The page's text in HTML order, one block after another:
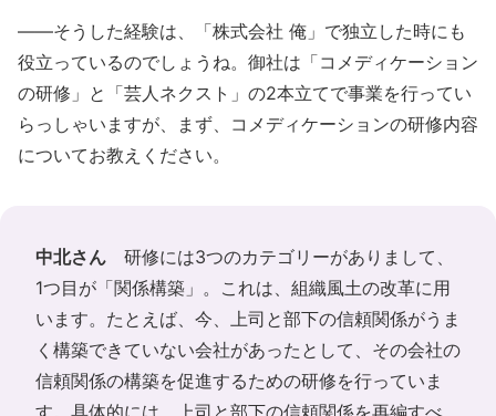
――そうした経験は、「株式会社 俺」で独立した時にも
役立っているのでしょうね。御社は「コメディケーション
の研修」と「芸人ネクスト」の2本立てで事業を行ってい
らっしゃいますが、まず、コメディケーションの研修内容
についてお教えください。
中北さん 研修には3つのカテゴリーがありまして、
1つ目が「関係構築」。これは、組織風土の改革に用
います。たとえば、今、上司と部下の信頼関係がうま
く構築できていない会社があったとして、その会社の
信頼関係の構築を促進するための研修を行っていま
す。具体的には、上司と部下の信頼関係を再編すべ